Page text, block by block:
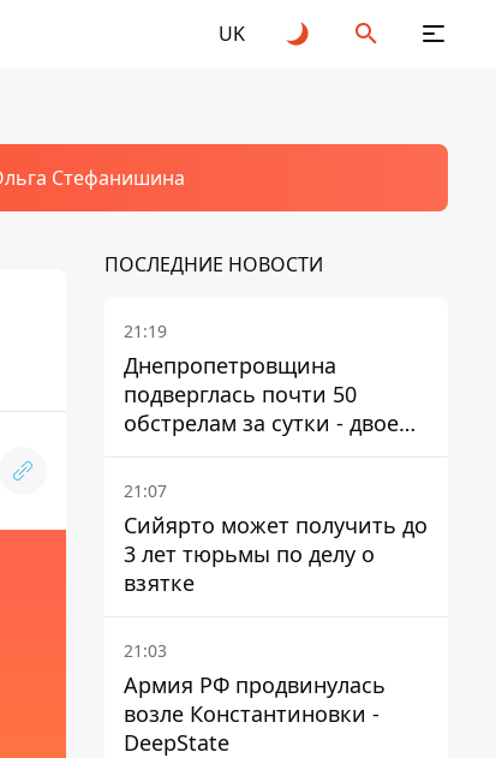
UK
Стефанишина
ПОСЛЕДНИЕ НОВОСТИ
21:19
Днепропетровщина
подверглась почти 50
обстрелам за сутки - двое
погибших, шесть
пострадавших
21:07
Сийярто может получить до
3 лет тюрьмы по делу о
взятке
21:03
Армия РФ продвинулась
возле Константиновки -
DeepState